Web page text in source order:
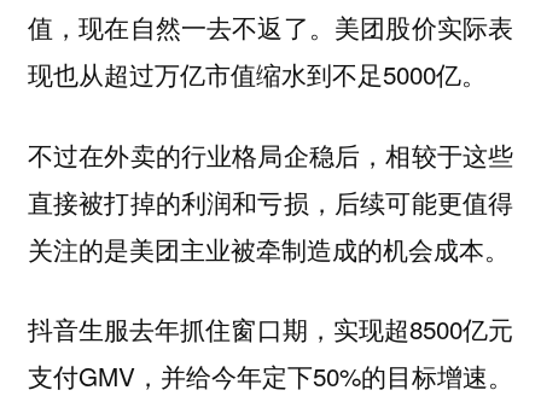
值，现在自然一去不返了。美团股价实际表
现也从超过万亿市值缩水到不足5000亿。
不过在外卖的行业格局企稳后，相较于这些
直接被打掉的利润和亏损，后续可能更值得
关注的是美团主业被牵制造成的机会成本。
抖音生服去年抓住窗口期，实现超8500亿元
支付GMV，并给今年定下50%的目标增速。